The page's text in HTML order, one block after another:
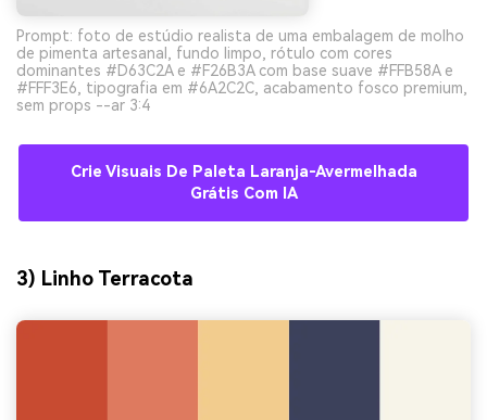
Prompt: foto de estúdio realista de uma embalagem de molho
de pimenta artesanal, fundo limpo, rótulo com cores
dominantes #D63C2A e #F26B3A com base suave #FFB58A e
#FFF3E6, tipografia em #6A2C2C, acabamento fosco premium,
sem props --ar 3:4
Crie Visuais De Paleta Laranja-Avermelhada
Grátis Com IA
3) Linho Terracota